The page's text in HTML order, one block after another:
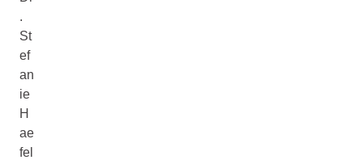
.
St
ef
an
ie
H
ae
fel